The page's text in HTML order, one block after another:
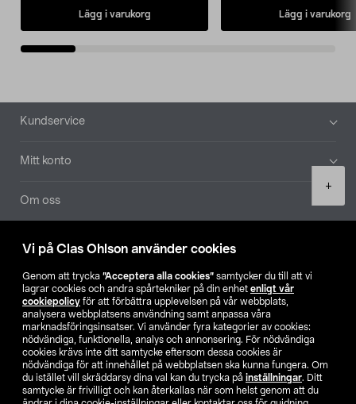
Vi på Clas Ohlson använder cookies
Genom att trycka ”Acceptera alla cookies” samtycker du till att vi
lagrar cookies och andra spårtekniker på din enhet enligt vår
cookiepolicy för att förbättra upplevelsen på vår webbplats,
analysera webbplatsens användning samt anpassa våra
marknadsföringsinsatser. Vi använder fyra kategorier av cookies:
nödvändiga, funktionella, analys och annonsering. För nödvändiga
cookies krävs inte ditt samtycke eftersom dessa cookies är
nödvändiga för att innehållet på webbplatsen ska kunna fungera. Om
du istället vill skräddarsy dina val kan du trycka på inställningar. Ditt
samtycke är frivilligt och kan återkallas när som helst genom att du
+
Lägg i varukorg Lägg i varukorg
Sidfot
Kundservice
Mitt konto
Om oss
Aktuellt
Våra bolag
Hitta butik
SE NO FI